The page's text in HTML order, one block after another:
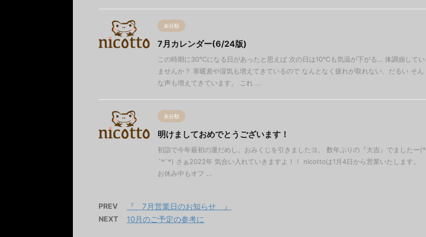
未分類
7月カレンダー(6/24版)
この時期に30℃になる日があったと思えば 次の日は10℃も気温が下がる… 体調崩してい
ませんか？ 寒暖差や湿気も増えてきているので なんとなく疲れが取れない、だるい そん
な声も増えてきています。 これ ...
未分類
明けましておめでとうございます！
初詣で今年最初の運だめし。おみくじを引きましたヨ。 数年ぶりの『大吉』でましたー(*
´꒳`*) さぁ2022年 気合い入れていきますよ！！ nicottoは1月4日から営業いたします。
お休み中もオフ ...
PREV 『 7月営業日のお知らせ 』
NEXT 10月のご予定の参考に